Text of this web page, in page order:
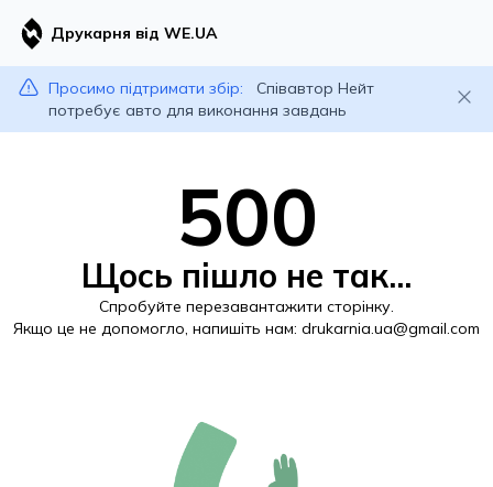
Друкарня від WE.UA
Просимо підтримати збір:
Співавтор Нейт
потребує авто для виконання завдань
500
Щось пішло не так...
Спробуйте перезавантажити сторінку.
Якщо це не допомогло, напишіть нам: drukarnia.ua@gmail.com